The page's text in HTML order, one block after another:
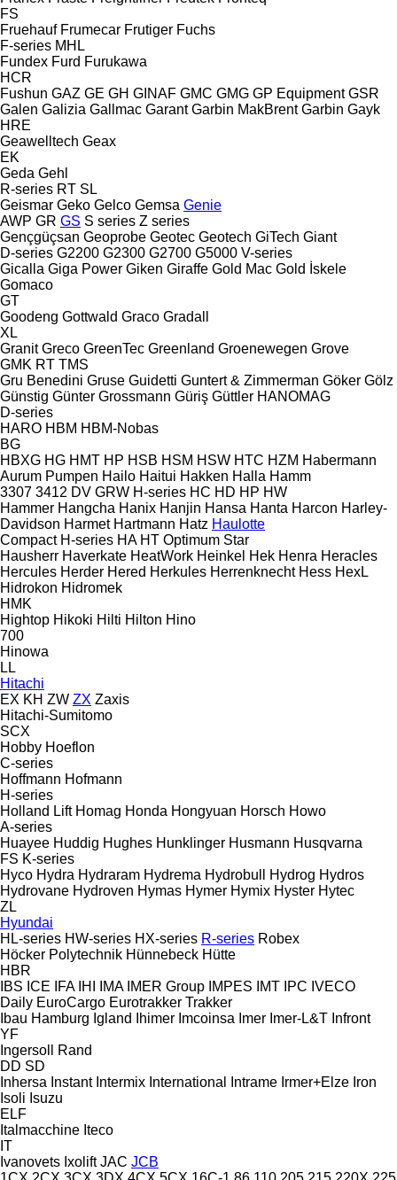
FS
Fruehauf Frumecar Frutiger Fuchs
F-series MHL
Fundex Furd Furukawa
HCR
Fushun GAZ GE GH GINAF GMC GMG GP Equipment GSR
Galen Galizia Gallmac Garant Garbin MakBrent Garbin Gayk
HRE
Geawelltech Geax
EK
Geda Gehl
R-series RT SL
Geismar Geko Gelco Gemsa Genie
AWP GR GS S series Z series
Gençgüçsan Geoprobe Geotec Geotech GiTech Giant
D-series G2200 G2300 G2700 G5000 V-series
Gicalla Giga Power Giken Giraffe Gold Mac Gold İskele
Gomaco
GT
Goodeng Gottwald Graco Gradall
XL
Granit Greco GreenTec Greenland Groenewegen Grove
GMK RT TMS
Gru Benedini Gruse Guidetti Guntert & Zimmerman Göker Gölz
Günstig Günter Grossmann Güriş Güttler HANOMAG
D-series
HARO HBM HBM-Nobas
BG
HBXG HG HMT HP HSB HSM HSW HTC HZM Habermann
Aurum Pumpen Hailo Haitui Hakken Halla Hamm
3307 3412 DV GRW H-series HC HD HP HW
Hammer Hangcha Hanix Hanjin Hansa Hanta Harcon Harley-
Davidson Harmet Hartmann Hatz Haulotte
Compact H-series HA HT Optimum Star
Hausherr Haverkate HeatWork Heinkel Hek Henra Heracles
Hercules Herder Hered Herkules Herrenknecht Hess HexL
Hidrokon Hidromek
HMK
Hightop Hikoki Hilti Hilton Hino
700
Hinowa
LL
Hitachi
EX KH ZW ZX Zaxis
Hitachi-Sumitomo
SCX
Hobby Hoeflon
C-series
Hoffmann Hofmann
H-series
Holland Lift Homag Honda Hongyuan Horsch Howo
A-series
Huayee Huddig Hughes Hunklinger Husmann Husqvarna
FS K-series
Hyco Hydra Hydraram Hydrema Hydrobull Hydrog Hydros
Hydrovane Hydroven Hymas Hymer Hymix Hyster Hytec
ZL
Hyundai
HL-series HW-series HX-series R-series Robex
Höcker Polytechnik Hünnebeck Hütte
HBR
IBS ICE IFA IHI IMA IMER Group IMPES IMT IPC IVECO
Daily EuroCargo Eurotrakker Trakker
Ibau Hamburg Igland Ihimer Imcoinsa Imer Imer-L&T Infront
YF
Ingersoll Rand
DD SD
Inhersa Instant Intermix International Intrame Irmer+Elze Iron
Isoli Isuzu
ELF
Italmacchine Iteco
IT
Ivanovets Ixolift JAC JCB